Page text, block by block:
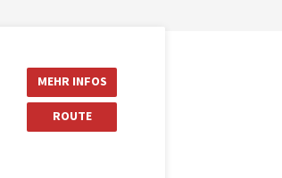
MEHR INFOS
ROUTE